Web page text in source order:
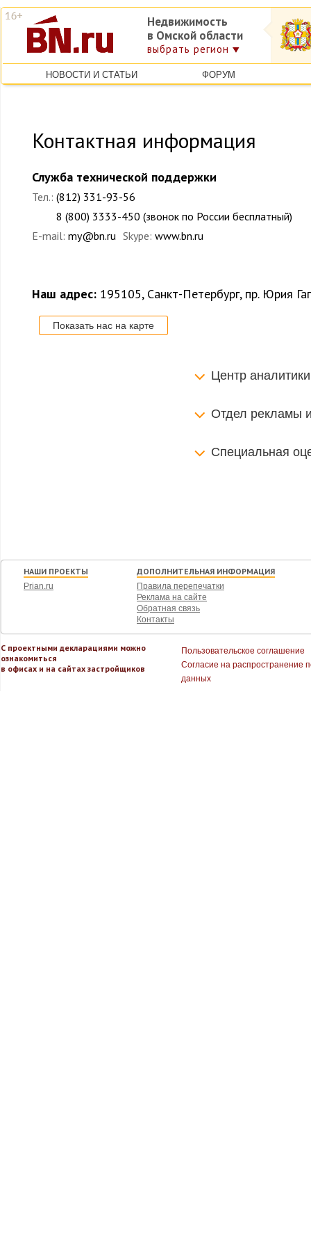
Недвижимость
в Омской области
выбрать регион
НОВОСТИ И СТАТЬИ ФОРУМ
Контактная информация
Служба технической поддержки
Тел.: (812) 331-93-56
8 (800) 3333-450 (звонок по России бесплатный)
E-mail: my@bn.ru Skype: www.bn.ru
Наш адрес: 195105, Санкт-Петербург, пр. Юрия
Показать нас на карте
Центр аналитики
Отдел рекламы
Специальная
НАШИ ПРОЕКТЫ
Prian.ru
ДОПОЛНИТЕЛЬНАЯ ИНФОРМАЦИЯ
Правила перепечатки
Реклама на сайте
Обратная связь
Контакты
С проектными декларациями можно
ознакомиться
в офисах и на сайтах застройщиков
Пользовательское соглашение
Согласие на распространение
данных